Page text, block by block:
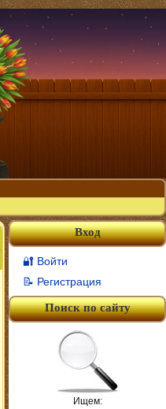
Вход
🔐 Войти
📝 Регистрация
Поиск по сайту
Ищем: